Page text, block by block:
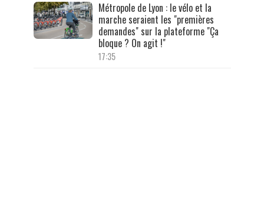
Métropole de Lyon : le vélo et la
marche seraient les "premières
demandes" sur la plateforme "Ça
bloque ? On agit !"
17:35